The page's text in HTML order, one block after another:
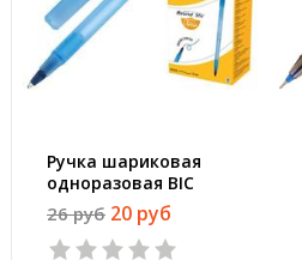
Ручка шариковая
одноразовая BIC
Round Stic синяя
(толщина линии 0.4
мм)
26 руб 20 руб